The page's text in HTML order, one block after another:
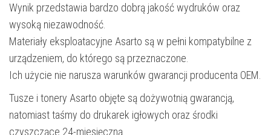
Wynik przedstawia bardzo dobrą jakość wydruków oraz
wysoką niezawodność.
Materiały eksploatacyjne Asarto są w pełni kompatybilne z
urządzeniem, do którego są przeznaczone.
Ich użycie nie narusza warunków gwarancji producenta OEM.
Tusze i tonery Asarto objęte są dożywotnią gwarancją,
natomiast taśmy do drukarek igłowych oraz środki
czyszczące 24-miesięczną.